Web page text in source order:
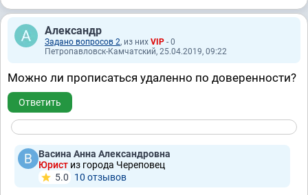
Александр
Задано вопросов 2, из них VIP - 0
Петропавловск-Камчатский, 25.04.2019, 09:22
Можно ли прописаться удаленно по доверенности?
Ответить
Васина Анна Александровна
Юрист из города Череповец
5.0
10 отзывов